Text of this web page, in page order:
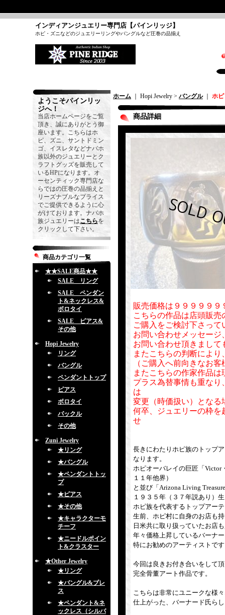
インディアンジュエリー専門店【パインリッジ】
ホピ・ズニなどのジュエリーリングやバングルなど圧巻の品揃え
ようこそパインリッ
ジへ！
当店ホームページをご覧
頂き、誠にありがとう御
座います。こちらはホ
ピ、ズニ、サントドミン
ゴ、イスレタなどナバホ
族以外のジュエリーとク
ラフトグッズを販売して
いるHPになります。オ
ーセンティック専門店な
らではの圧巻の品揃えと
リーズナブルなプライス
でご提供できるように心
がけております。ナバホ
族ジュエリーはこちらを
クリックして下さい。
商品カテゴリ一覧
★★SALE商品★★
SALE リング
SALE ペンダン
ト&ネックレス&
ボロタイ
SALE ピアス&
その他
Hopi Jewelry
リング
バングル
ペンダントトップ
ピアス
ボロタイ
バックル
その他
Zuni Jewelry
★リング
★バングル
★ペンダントトッ
プ
★ピアス
★その他
★キャラクターモ
チーフ
★ニードルポイン
ト&クラスター
★Other Jewelry
★リング
★バングル&ブレ
ス
★ペンダント&ネ
ックレス（シルバ
ホーム ｜ Hopi Jewelry > バングル｜ ホ
商品詳細
販売価格は９９９９９
こちらの作品は店頭販
ご購入をご検討下さっ
お問い合わせメッセー
お問い合わせ頂きまし
またこちらの判断によ
（ご購入へ前向きなお
またこちらの作家作品
プラス為替事情も重な
は
変更（時価扱い）となる
何卒、ジュエリーの枠を
せ
長きにわたりホピ族のトップ
なります。
ホピオーバレイの巨匠「Victor
１１年他界）
と並び「Arizona Living
１９３５年（３７年説あり）
ホピ族を代表するトップアー
生前、ホピ村に自身のお店も
日米共に取り扱っていたお店
年々価格上昇しているバーナ
特にお勧めのアーティストで
今回は良きお付き合いをして
完全骨董アート作品です。
こちらは非常にユニークな様
仕上がった、バーナード氏ら